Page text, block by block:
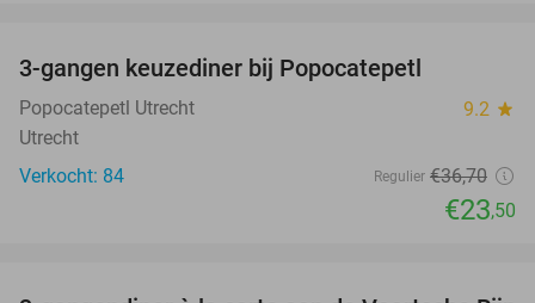
3-gangen keuzediner bij Popocatepetl
Popocatepetl Utrecht 9.2 star
Utrecht
Verkocht: 84
Regulier €36,70
€23,50